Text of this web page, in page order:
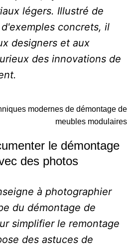
légers. Illustré de
concrets, il
designers et aux
des innovations de
modernes de démontage de
meubles modulaires
le démontage
des photos
à photographier
du démontage de
simplifier le remontage
des astuces de